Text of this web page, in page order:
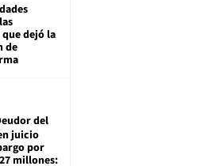
dejó la
de
del
juicio
por
millones: